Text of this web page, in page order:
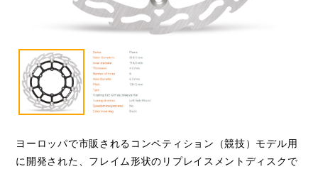
ヨーロッパで市販されるコンペティション（競技）モデル用
に開発された、フレイム形状のリプレイスメントディスクで